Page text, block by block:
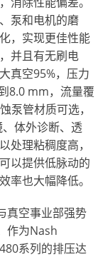
泵和电机的磨
，实现更佳性能
并且有无刷电
真空95%，压力
8.0 mm，流量覆
泵管材质可选，
体外诊断、透
处理粘稠度高，
以提供低脉动的
率也大幅降低。
真空事业部强势
作为Nash
系列的排压达